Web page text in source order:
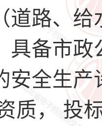
道路、
具备市
安全生
质， 投